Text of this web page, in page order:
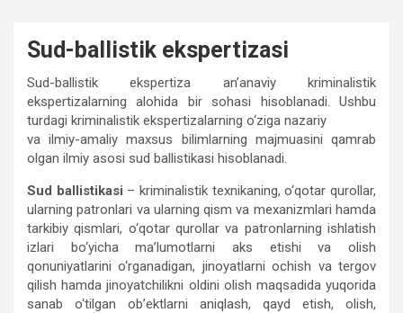
Sud-ballistik ekspertizasi
Sud-ballistik ekspertiza an’anaviy kriminalistik
ekspertizalarning alohida bir sohasi hisoblanadi. Ushbu
turdagi kriminalistik ekspertizalarning o‘ziga nazariy
va ilmiy-amaliy maxsus bilimlarning majmuasini qamrab
olgan ilmiy asosi sud ballistikasi hisoblanadi.
Sud ballistikasi – kriminalistik texnikaning, o‘qotar qurollar,
ularning patronlari va ularning qism va mexanizmlari hamda
tarkibiy qismlari, o‘qotar qurollar va patronlarning ishlatish
izlari bo‘yicha ma’lumotlarni aks etishi va olish
qonuniyatlarini o‘rganadigan, jinoyatlarni ochish va tergov
qilish hamda jinoyatchilikni oldini olish maqsadida yuqorida
sanab o‘tilgan ob’ektlarni aniqlash, qayd etish, olish,